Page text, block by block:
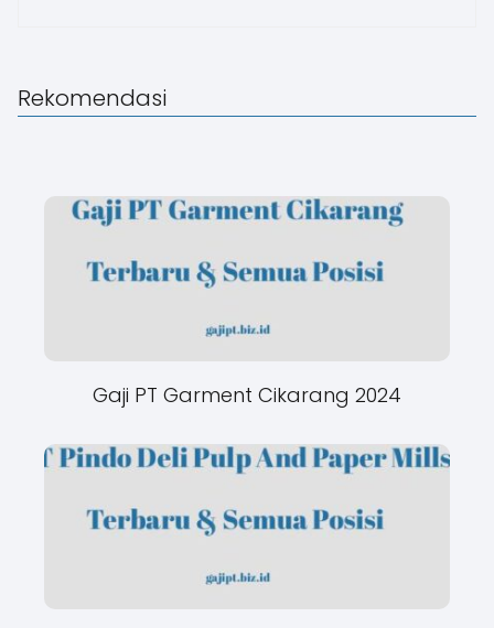
Rekomendasi
Gaji PT Garment Cikarang 2024